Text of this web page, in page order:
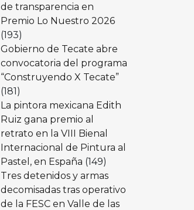
de transparencia en
Premio Lo Nuestro 2026
(193)
Gobierno de Tecate abre
convocatoria del programa
“Construyendo X Tecate”
(181)
La pintora mexicana Edith
Ruiz gana premio al
retrato en la VIII Bienal
Internacional de Pintura al
Pastel, en España (149)
Tres detenidos y armas
decomisadas tras operativo
de la FESC en Valle de las